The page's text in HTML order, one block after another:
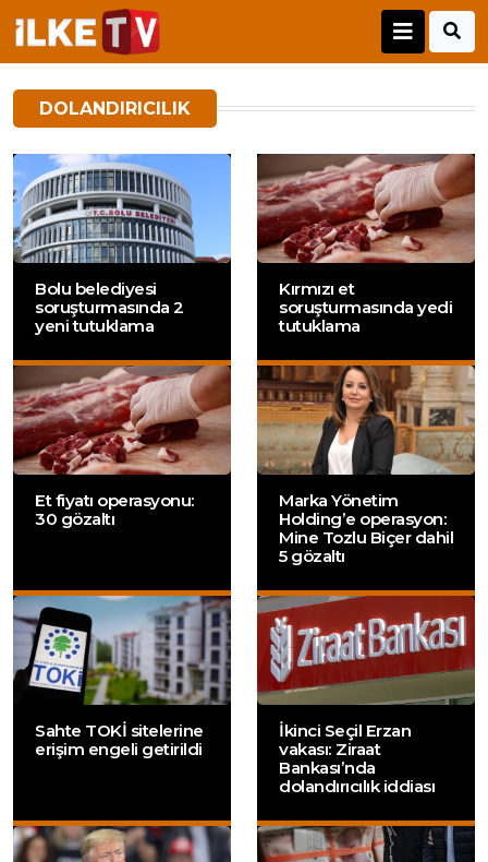
DOLANDIRICILIK
Bolu belediyesi
soruşturmasında 2
yeni tutuklama
Kırmızı et
soruşturmasında yedi
tutuklama
Et fiyatı operasyonu:
30 gözaltı
Marka Yönetim
Holding’e operasyon:
Mine Tozlu Biçer dahil
5 gözaltı
Sahte TOKİ sitelerine
erişim engeli getirildi
İkinci Seçil Erzan
vakası: Ziraat
Bankası’nda
dolandırıcılık iddiası